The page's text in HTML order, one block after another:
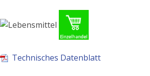
Technisches Datenblatt